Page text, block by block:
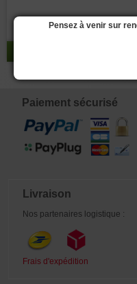
Paiement sécurisé
Livraison
Nos partenaires logistique :
Frais d'expédition
Pensez à venir sur